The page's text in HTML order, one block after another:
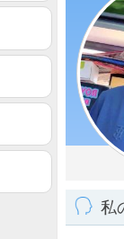
私